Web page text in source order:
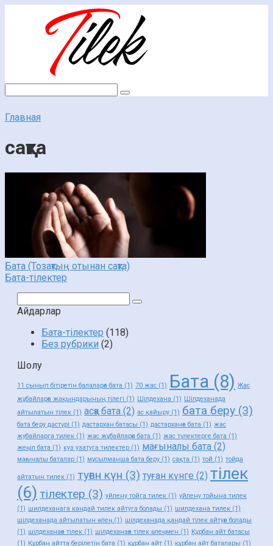
Главная
сақта
Бата (Тозақтың отынан сақта)
Бата-тілектер
Айдарлар
Бата-тілектер (118)
Без рубрики (2)
Шолу
11 сынып бітіретін балаларға бата (1) 70 жас (1) Бата (8) Жас
жұбайларға жақындарының тілегі (1) Шілдехана (1) Шілдеханада
айтылатын тілек (1) асқа бата (2) ас қайыру (1) бата беру (3)
бата беру дәстүрі (1) дастархан батасы (1) дастарханға бата (1) жас
жубайларга тилек (1) жас жұбайларға бата (1) жас түлектерге бата (1)
жеңіл бата (1) куз узатуга тилектер (1) мағыналы бата (2)
мағыналы баталар (1) мұсылманша бата беру (1) сақта (1) той (1) тойда
айтатын тилек (1) туған күн (3) туған күнге (2) тілек
(6) тілектер (3) уйлену тойга тилек (1) уйлену тойына тилек
(1) шилдеханага кандай тилек айтуга болады (1) шилдехана тилек (1)
шілдеханада айтылатын өлең (1) шілдеханада қандай тілек айтуға болады
(1) шілдеханаға тілек (1) шілдеханаға тілек өлеңмен (1) Құрбан айт батасы
(1) Құрбан айтта берілетін бата (1) құрбан айт (1) құрбан айт баталары (1)